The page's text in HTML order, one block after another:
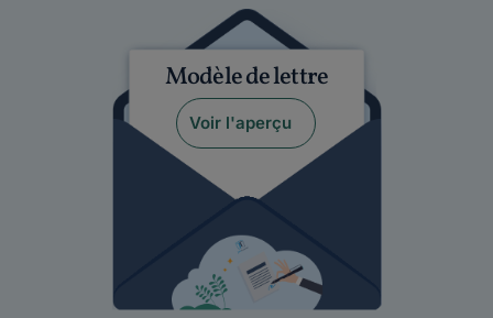
Modèle de lettre
Voir l'aperçu